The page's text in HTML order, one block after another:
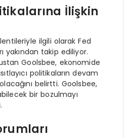
İlişkin
ilgili olarak Fed
yakından takip ediliyor.
Goolsbee, ekonomide
politikaların devam
belirtti. Goolsbee,
bir bozulmayı